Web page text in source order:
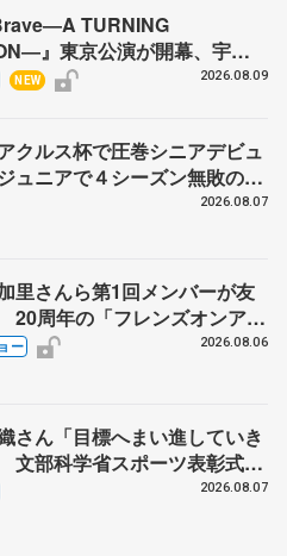
TURNING
』東京公演が開幕、宇野
Ice Brave』にかける思いを
NEW 2026.08.09
クルス杯で圧巻シニアデビュ
ニアで４シーズン無敗の島
2026.08.07
里さんら第1回メンバーが友
周年の「フレンズオンアイ
賢二さん、有川梨絵さん、
ー 2026.08.06
さん「目標へまい進していき
部科学省スポーツ表彰式で
2026.08.07